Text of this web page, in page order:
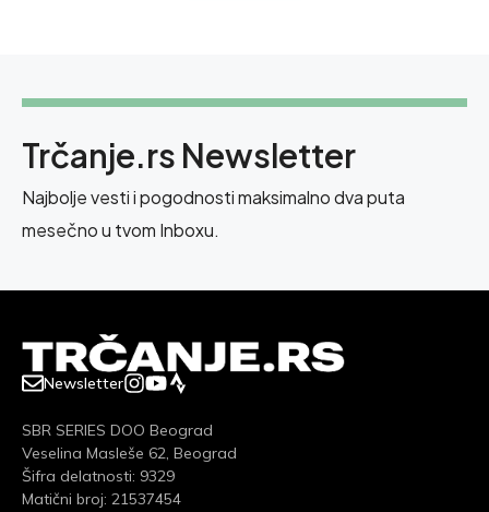
Trčanje.rs Newsletter
Najbolje vesti i pogodnosti maksimalno dva puta
mesečno u tvom Inboxu.
Newsletter
SBR SERIES DOO Beograd
Veselina Masleše 62, Beograd
Šifra delatnosti: 9329
Matični broj: 21537454